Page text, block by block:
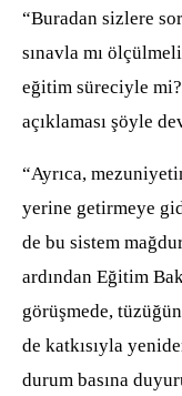
“Buradan sizlere
sınavla mı
eğitim süreciyle
açıklaması şöyle
“Ayrıca,
yerine getirmeye
de bu sistem
ardından Eğitim
görüşmede,
de katkısıyla
durum basına